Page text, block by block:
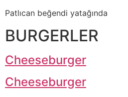
Patlıcan beğendi yatağında
BURGERLER
Cheeseburger
Cheeseburger